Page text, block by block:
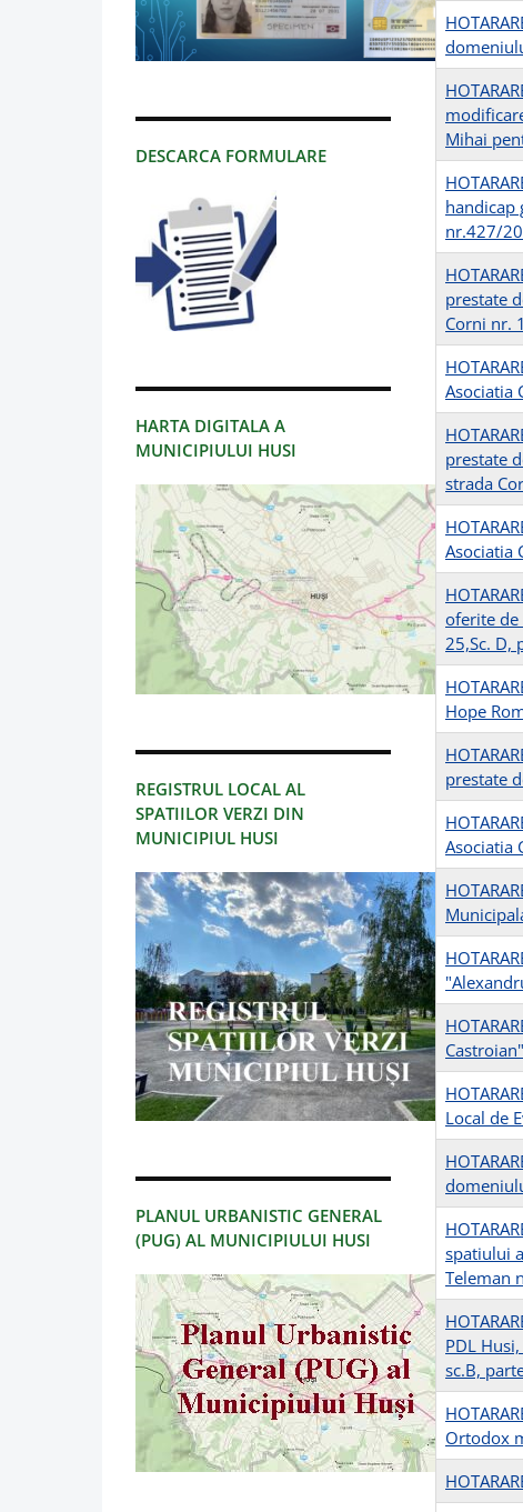
DESCARCA FORMULARE
HARTA DIGITALA A
MUNICIPIULUI HUSI
REGISTRUL LOCAL AL
SPATIILOR VERZI DIN
MUNICIPIUL HUSI
PLANUL URBANISTIC GENERAL
(PUG) AL MUNICIPIULUI HUSI
Mihai
handicap
nr.427/
prestate
Corni nr.
Asociatia
prestate
strada
Asociatia
oferite de
25,Sc. D,
Hope
prestate
Asociatia
Local de
spatiului
Teleman
PDL
sc.B,
Ortodox